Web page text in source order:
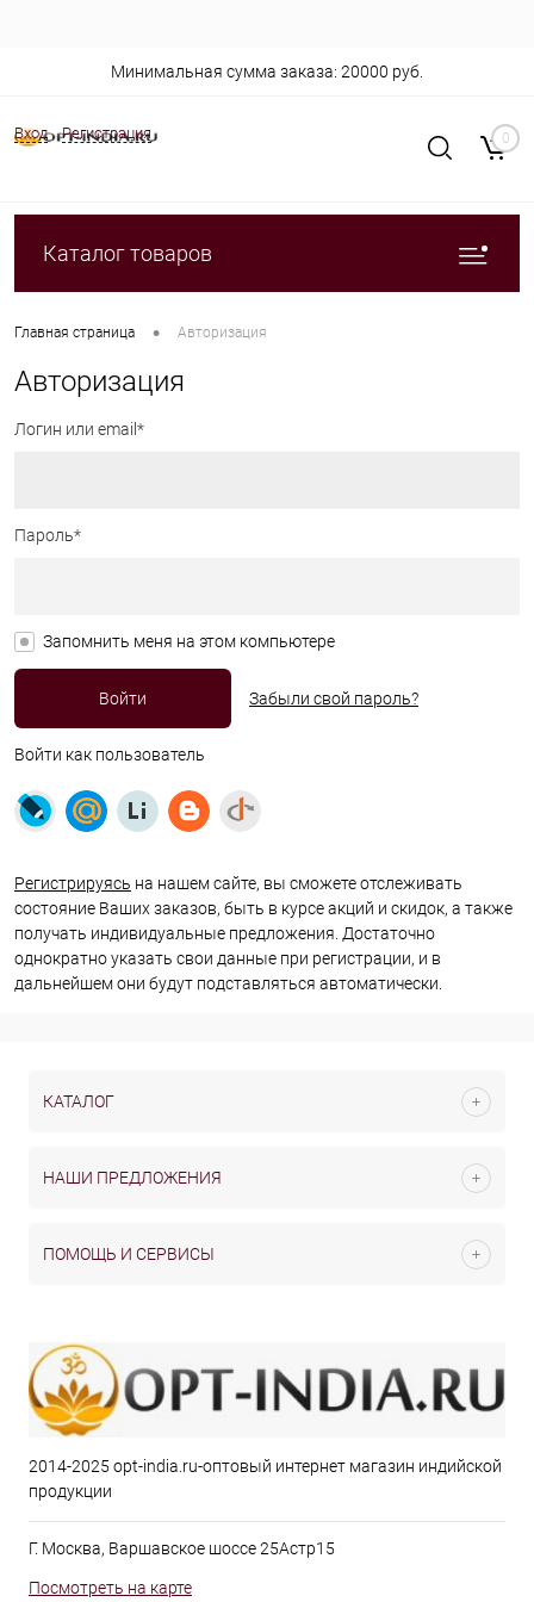
Вход Регистрация
Минимальная сумма заказа: 20000 руб.
0
Каталог товаров
Главная страница • Авторизация
Авторизация
Логин или email*
Пароль*
Запомнить меня на этом компьютере
Забыли свой пароль?
Войти как пользователь
Регистрируясь на нашем сайте, вы сможете отслеживать
состояние Ваших заказов, быть в курсе акций и скидок, а также
получать индивидуальные предложения. Достаточно
однократно указать свои данные при регистрации, и в
дальнейшем они будут подставляться автоматически.
КАТАЛОГ
НАШИ ПРЕДЛОЖЕНИЯ
ПОМОЩЬ И СЕРВИСЫ
2014-2025 opt-india.ru-оптовый интернет магазин индийской
продукции
Г. Москва, Варшавское шоссе 25Астр15
Посмотреть на карте